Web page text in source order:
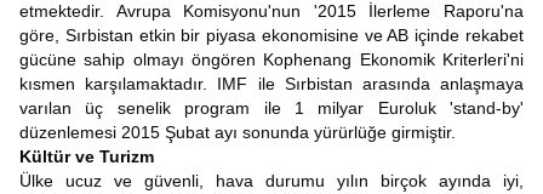
etmektedir. Avrupa Komisyonu'nun '2015 İlerleme Raporu'na
göre, Sırbistan etkin bir piyasa ekonomisine ve AB içinde rekabet
gücüne sahip olmayı öngören Kophenang Ekonomik Kriterleri'ni
kısmen karşılamaktadır. IMF ile Sırbistan arasında anlaşmaya
varılan üç senelik program ile 1 milyar Euroluk 'stand-by'
düzenlemesi 2015 Şubat ayı sonunda yürürlüğe girmiştir.
Kültür ve Turizm
Ülke ucuz ve güvenli, hava durumu yılın birçok ayında iyi,